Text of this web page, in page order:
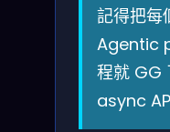
記得把每
Agentic
程就 GG
async